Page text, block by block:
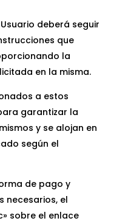
deberá seguir
que
la
en la misma.
a estos
garantizar la
y se alojan en
según el
de pago y
necesarios, el
sobre el enlace